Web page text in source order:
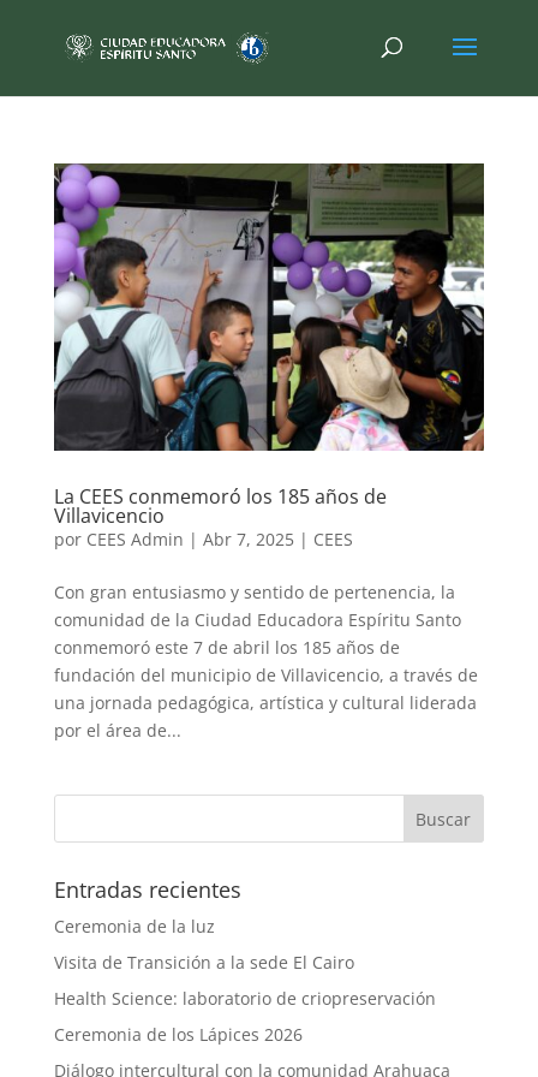
La CEES conmemoró los 185 años de
Villavicencio
por CEES Admin | Abr 7, 2025| CEES
Con gran entusiasmo y sentido de pertenencia, la
comunidad de la Ciudad Educadora Espíritu Santo
conmemoró este 7 de abril los 185 años de
fundación del municipio de Villavicencio, a través de
una jornada pedagógica, artística y cultural liderada
por el área de...
Entradas recientes
Ceremonia de la luz
Visita de Transición a la sede El Cairo
Health Science: laboratorio de criopreservación
Ceremonia de los Lápices 2026
Diálogo intercultural con la comunidad Arahuaca